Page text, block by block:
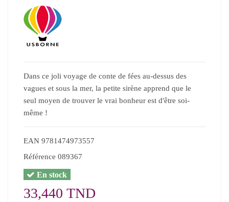
Dans ce joli voyage de conte de fées au-dessus des
vagues et sous la mer, la petite sirène apprend que le
seul moyen de trouver le vrai bonheur est d'être soi-
même !
EAN 9781474973557
Référence 089367
En stock
33,440 TND